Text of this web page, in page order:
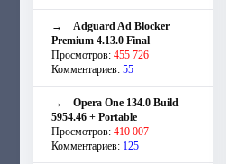
→ Adguard Ad Blocker
Premium 4.13.0 Final
Просмотров: 455 726
Комментариев: 55
→ Opera One 134.0 Build
5954.46 + Portable
Просмотров: 410 007
Комментариев: 125